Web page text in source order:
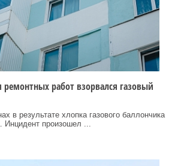
работ взорвался газовый
в результате хлопка газового баллончика
произошел ...